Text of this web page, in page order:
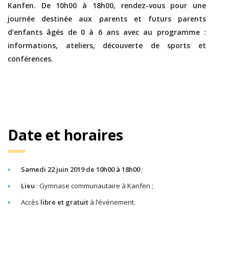
Kanfen. De 10h00 à 18h00, rendez-vous pour une
journée destinée aux parents et futurs parents
d’enfants âgés de 0 à 6 ans avec au programme :
informations, ateliers, découverte de sports et
conférences.
Date et horaires
Samedi 22 juin 2019 de 10h00 à 18h00;
Lieu : Gymnase communautaire à Kanfen ;
Accès libre et gratuit à l’événement.